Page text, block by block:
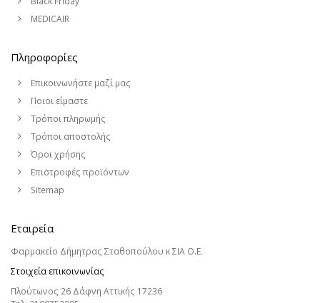
MEDICAIR
Πληροφορίες
Επικοινωνήστε μαζί μας
Ποιοι είμαστε
Τρόποι πληρωμής
Τρόποι αποστολής
Όροι χρήσης
Επιστροφές προϊόντων
Sitemap
Εταιρεία
Φαρμακείο Δήμητρας Σταθοπούλου κ ΣΙΑ Ο.Ε.
Στοιχεία επικοινωνίας
Πλούτωνος 26 Δάφνη Αττικής 17236